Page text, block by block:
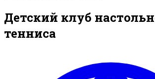
Детский клуб
тенниса